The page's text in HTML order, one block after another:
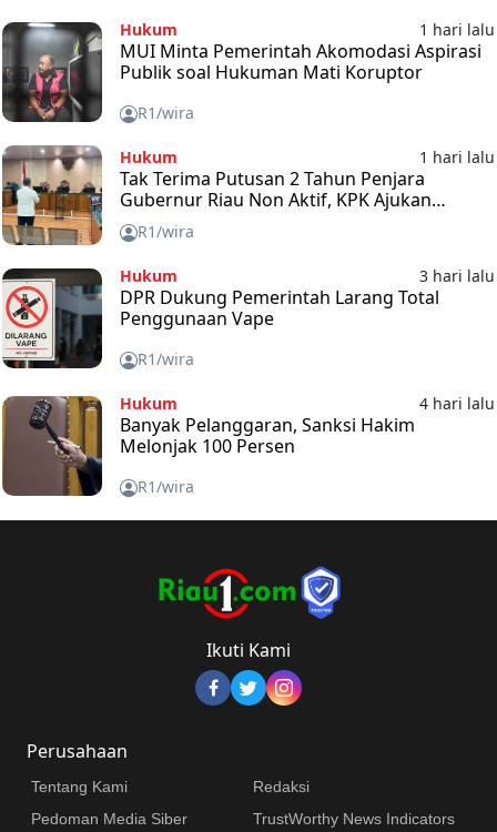
Hukum 1 hari lalu
MUI Minta Pemerintah Akomodasi Aspirasi
Publik soal Hukuman Mati Koruptor
R1/wira
Hukum 1 hari lalu
Tak Terima Putusan 2 Tahun Penjara
Gubernur Riau Non Aktif, KPK Ajukan
Banding
R1/wira
Hukum 3 hari lalu
DPR Dukung Pemerintah Larang Total
Penggunaan Vape
R1/wira
Hukum 4 hari lalu
Banyak Pelanggaran, Sanksi Hakim
Melonjak 100 Persen
R1/wira
Ikuti Kami
Perusahaan
Tentang Kami
Redaksi
Pedoman Media Siber
TrustWorthy News Indicators